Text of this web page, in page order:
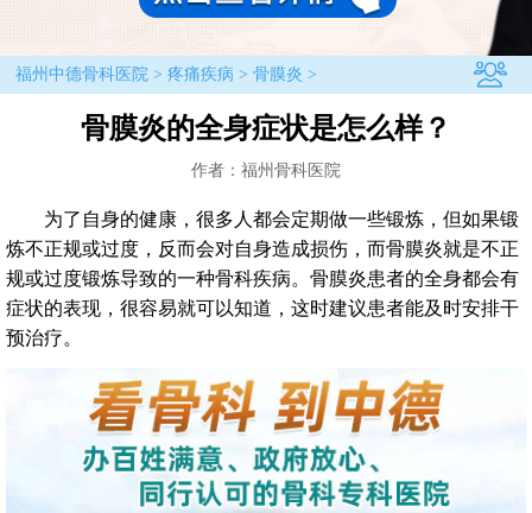
福州中德骨科医院> 疼痛疾病 > 骨膜炎 >
骨膜炎的全身症状是怎么样？
作者：福州骨科医院
为了自身的健康，很多人都会定期做一些锻炼，但如果锻
炼不正规或过度，反而会对自身造成损伤，而骨膜炎就是不正
规或过度锻炼导致的一种骨科疾病。骨膜炎患者的全身都会有
症状的表现，很容易就可以知道，这时建议患者能及时安排干
预治疗。